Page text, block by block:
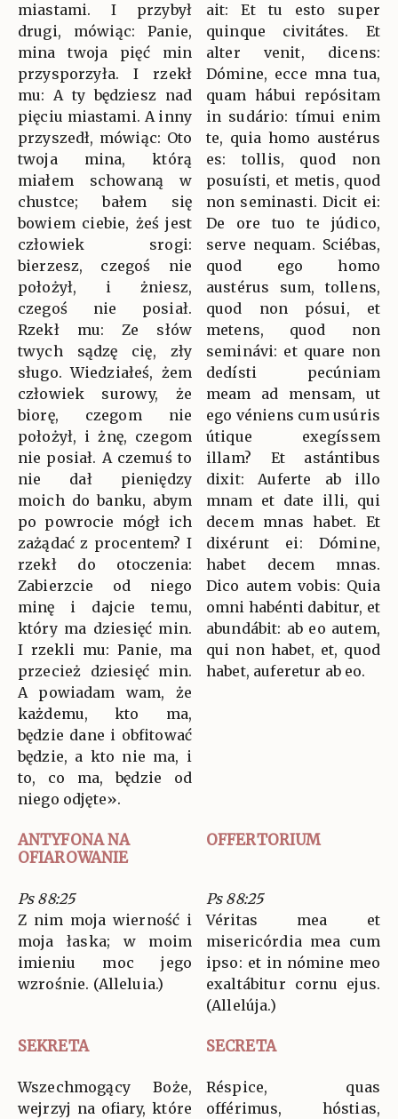
miastami. I przybył
drugi, mówiąc: Panie,
mina twoja pięć min
przysporzyła. I rzekł
mu: A ty będziesz nad
pięciu miastami. A inny
przyszedł, mówiąc: Oto
twoja mina, którą
miałem schowaną w
chustce; bałem się
bowiem ciebie, żeś jest
człowiek srogi:
bierzesz, czegoś nie
położył, i żniesz,
czegoś nie posiał.
Rzekł mu: Ze słów
twych sądzę cię, zły
sługo. Wiedziałeś, żem
człowiek surowy, że
biorę, czegom nie
położył, i żnę, czegom
nie posiał. A czemuś to
nie dał pieniędzy
moich do banku, abym
po powrocie mógł ich
zażądać z procentem? I
rzekł do otoczenia:
Zabierzcie od niego
minę i dajcie temu,
który ma dziesięć min.
I rzekli mu: Panie, ma
przecież dziesięć min.
A powiadam wam, że
każdemu, kto ma,
będzie dane i obfitować
będzie, a kto nie ma, i
to, co ma, będzie od
niego odjęte».
ait: Et tu esto super
quinque civitátes. Et
alter venit, dicens:
Dómine, ecce mna tua,
quam hábui repósitam
in sudário: tímui enim
te, quia homo austérus
es: tollis, quod non
posuísti, et metis, quod
non seminasti. Dicit ei:
De ore tuo te júdico,
serve nequam. Sciébas,
quod ego homo
austérus sum, tollens,
quod non pósui, et
metens, quod non
seminávi: et quare non
dedísti pecúniam
meam ad mensam, ut
ego véniens cum usúris
útique exegíssem
illam? Et astántibus
dixit: Auferte ab illo
mnam et date illi, qui
decem mnas habet. Et
dixérunt ei: Dómine,
habet decem mnas.
Dico autem vobis: Quia
omni habénti dabitur, et
abundábit: ab eo autem,
qui non habet, et, quod
habet, auferetur ab eo.
ANTYFONA NA
OFIAROWANIE
OFFERTORIUM
Ps 88:25
Z nim moja wierność i
moja łaska; w moim
imieniu moc jego
wzrośnie. (Alleluia.)
Ps 88:25
Véritas mea et
misericórdia mea cum
ipso: et in nómine meo
exaltábitur cornu ejus.
(Allelúja.)
SEKRETA SECRETA
Wszechmogący Boże,
wejrzyj na ofiary, które
Réspice, quas
offérimus, hóstias,